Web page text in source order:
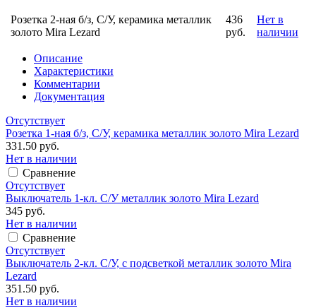
Розетка 2-ная б/з, С/У, керамика металлик
золото Mira Lezard
436
руб.
Нет в
наличии
Описание
Характеристики
Комментарии
Документация
Отсутствует
Розетка 1-ная б/з, С/У, керамика металлик золото Mira Lezard
331.50 руб.
Нет в наличии
Сравнение
Отсутствует
Выключатель 1-кл. С/У металлик золото Mira Lezard
345 руб.
Нет в наличии
Сравнение
Отсутствует
Выключатель 2-кл. С/У, с подсветкой металлик золото Mira
Lezard
351.50 руб.
Нет в наличии